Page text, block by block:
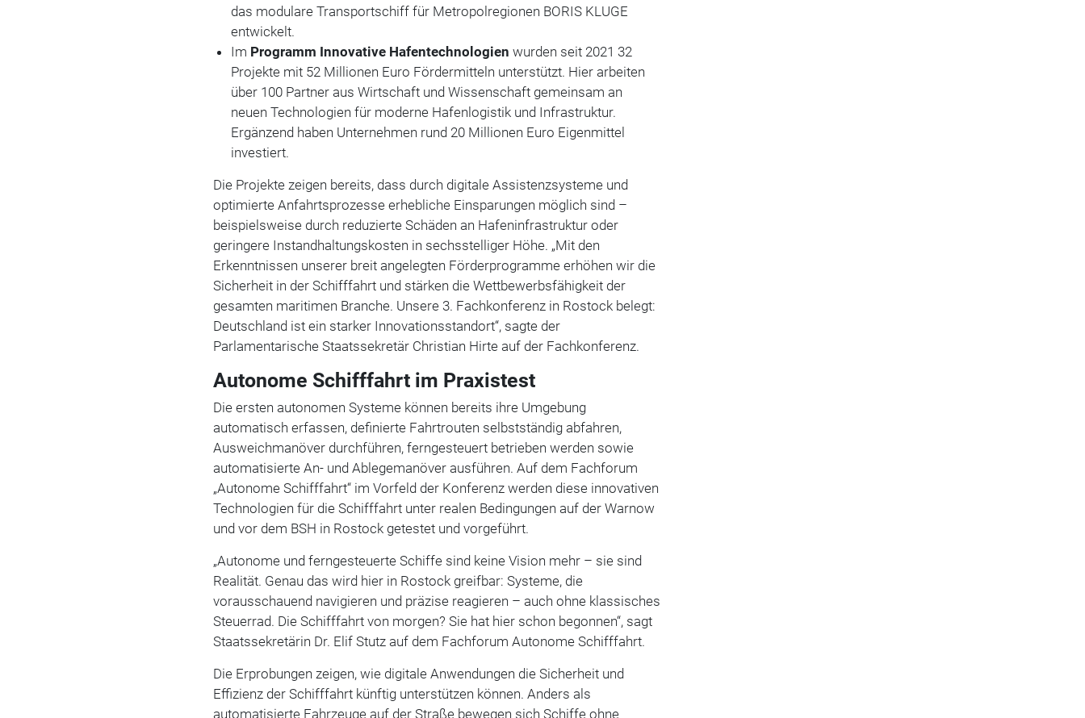
das modulare Transportschiff für Metropolregionen BORIS KLUGE
entwickelt.
Im Programm Innovative Hafentechnologien wurden seit 2021 32
Projekte mit 52 Millionen Euro Fördermitteln unterstützt. Hier arbeiten
über 100 Partner aus Wirtschaft und Wissenschaft gemeinsam an
neuen Technologien für moderne Hafenlogistik und Infrastruktur.
Ergänzend haben Unternehmen rund 20 Millionen Euro Eigenmittel
investiert.
Die Projekte zeigen bereits, dass durch digitale Assistenzsysteme und
optimierte Anfahrtsprozesse erhebliche Einsparungen möglich sind –
beispielsweise durch reduzierte Schäden an Hafeninfrastruktur oder
geringere Instandhaltungskosten in sechsstelliger Höhe. „Mit den
Erkenntnissen unserer breit angelegten Förderprogramme erhöhen wir die
Sicherheit in der Schifffahrt und stärken die Wettbewerbsfähigkeit der
gesamten maritimen Branche. Unsere 3. Fachkonferenz in Rostock belegt:
Deutschland ist ein starker Innovationsstandort“, sagte der
Parlamentarische Staatssekretär Christian Hirte auf der Fachkonferenz.
Autonome Schifffahrt im Praxistest
Die ersten autonomen Systeme können bereits ihre Umgebung
automatisch erfassen, definierte Fahrtrouten selbstständig abfahren,
Ausweichmanöver durchführen, ferngesteuert betrieben werden sowie
automatisierte An- und Ablegemanöver ausführen. Auf dem Fachforum
„Autonome Schifffahrt“ im Vorfeld der Konferenz werden diese innovativen
Technologien für die Schifffahrt unter realen Bedingungen auf der Warnow
und vor dem BSH in Rostock getestet und vorgeführt.
„Autonome und ferngesteuerte Schiffe sind keine Vision mehr – sie sind
Realität. Genau das wird hier in Rostock greifbar: Systeme, die
vorausschauend navigieren und präzise reagieren – auch ohne klassisches
Steuerrad. Die Schifffahrt von morgen? Sie hat hier schon begonnen“, sagt
Staatssekretärin Dr. Elif Stutz auf dem Fachforum Autonome Schifffahrt.
Die Erprobungen zeigen, wie digitale Anwendungen die Sicherheit und
Effizienz der Schifffahrt künftig unterstützen können. Anders als
automatisierte Fahrzeuge auf der Straße bewegen sich Schiffe ohne